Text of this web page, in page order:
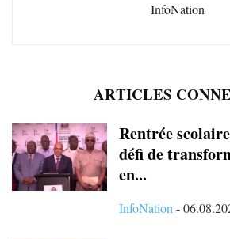
InfoNation
ARTICLES
Rentrée
défi de
en...
InfoNation-